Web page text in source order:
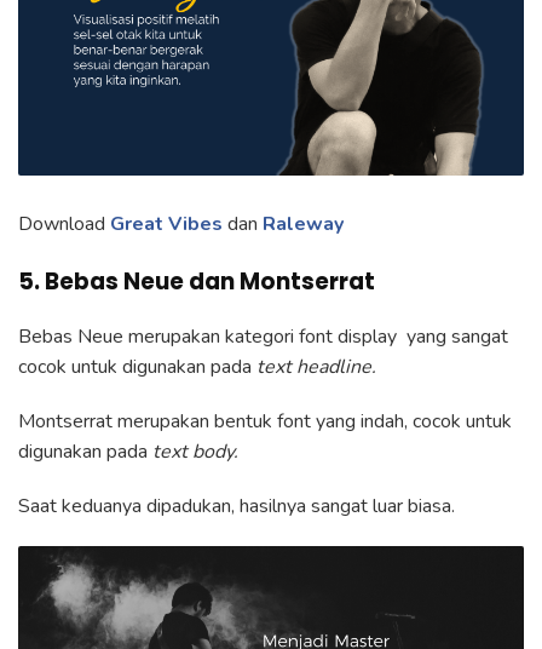
Download Great Vibes dan Raleway
5. Bebas Neue dan Montserrat
Bebas Neue merupakan kategori font display yang sangat
cocok untuk digunakan pada text headline.
Montserrat merupakan bentuk font yang indah, cocok untuk
digunakan pada text body.
Saat keduanya dipadukan, hasilnya sangat luar biasa.